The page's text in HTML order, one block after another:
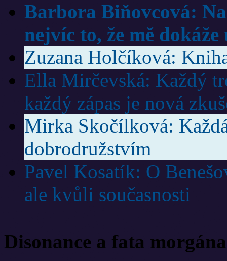
Barbora Biňovcová:
nejvíc to, že mě
Zuzana Holčíková:
Ella Mirčevská: Každý
každý zápas je nová
Mirka Skočílková:
dobrodružstvím
Pavel Kosatík: O
ale kvůli současnosti
Disonance a fata morgána